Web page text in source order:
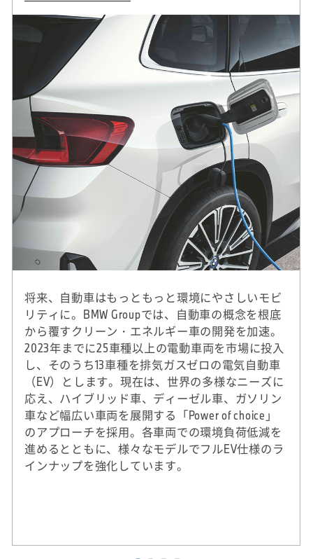
将来、自動車はもっともっと環境にやさしいモビ
リティに。BMW Groupでは、自動車の概念を根底
から覆すクリーン・エネルギー車の開発を加速。
2023年までに25車種以上の電動車両を市場に投入
し、そのうち13車種を排気ガスゼロの電気自動車
（EV）とします。現在は、世界の多様なニーズに
応え、ハイブリッド車、ディーゼル車、ガソリン
車など幅広い車両を展開する「Power of choice」
のアプローチを採用。各車両での環境負荷低減を
進めるとともに、様々なモデルでフルEV仕様のラ
インナップを強化しています。